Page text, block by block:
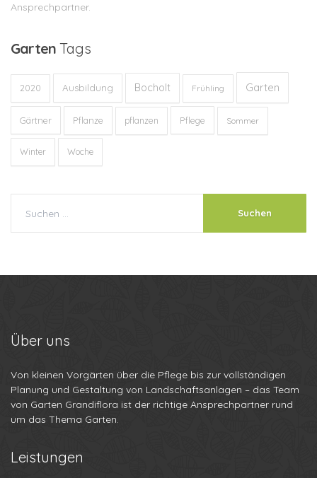
Ansprechpartner.
Garten Tags
2020 Ausbildung Bocholt Frühling Garten
Gärtner Pflanze pflanzen Pflege Sommer
Winter Woche
Über uns
Von kleinen Vorgärten über die Pflege bis zur vollständigen
Planung und Gestaltung von Landschaftsanlagen – das Team
von Garten Grandiflora ist der richtige Ansprechpartner rund
um das Thema Garten.
Leistungen